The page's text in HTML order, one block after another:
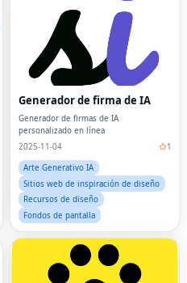
Generador de firma de IA
Generador de firmas de IA
personalizado en línea
2025-11-04
1
Arte Generativo IA
Sitios web de inspiración de diseño
Recursos de diseño
Fondos de pantalla